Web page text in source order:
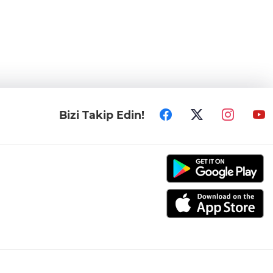
Bizi Takip Edin!